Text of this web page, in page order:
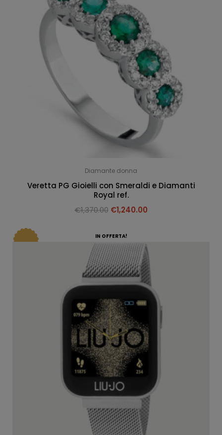
Diamante donna
Veretta PG Gioielli con Smeraldi e Diamanti
Royal ref.
€1,370.00 €1,240.00
IN OFFERTA!